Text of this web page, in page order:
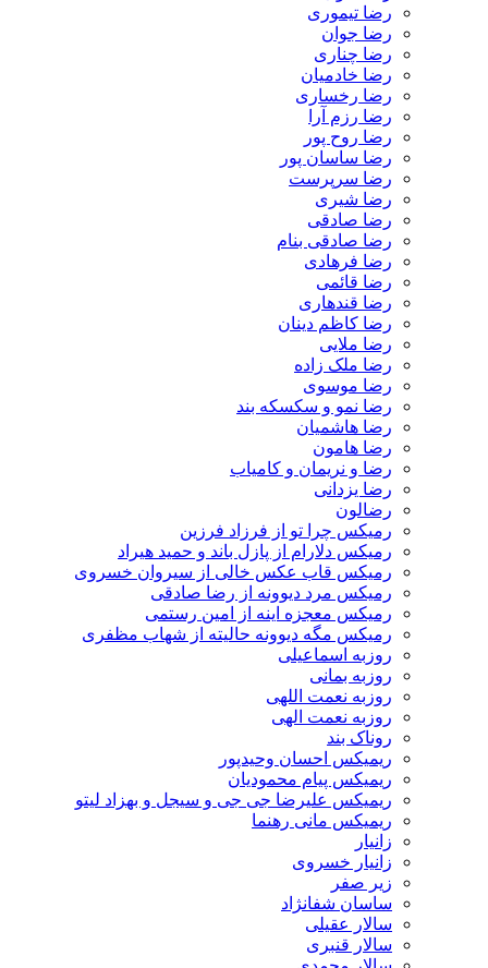
رضا تیموری
رضا جوان
رضا چناری
رضا خادمیان
رضا رخساری
رضا رزم آرا
رضا روح پور
رضا ساسان پور
رضا سرپرست
رضا شیری
رضا صادقی
رضا صادقی بنام
رضا فرهادی
رضا قائمی
رضا قندهاری
رضا کاظم دینان
رضا ملایی
رضا ملک زاده
رضا موسوی
رضا نمو و سکسکه بند
رضا هاشمیان
رضا هامون
رضا و نریمان و کامیاب
رضا یزدانی
رضالون
رمیکس چرا تو از فرزاد فرزین
رمیکس دلارام از پازل باند و حمید هیراد
رمیکس قاب عکس خالی از سیروان خسروی
رمیکس مرد دیوونه از رضا صادقی
رمیکس معجزه اینه از امین رستمی
رمیکس مگه دیوونه حالیته از شهاب مظفری
روزبه اسماعیلی
روزبه بمانی
روزبه نعمت اللهی
روزبه نعمت الهی
روناک بند
ریمیکس احسان وحیدپور
ریمیکس پیام محمودیان
ریمیکس علیرضا جی جی و سیجل و بهزاد لیتو
ریمیکس مانی رهنما
زانیار
زانیار خسروی
زیر صفر
ساسان شفانژاد
سالار عقیلی
سالار قنبری